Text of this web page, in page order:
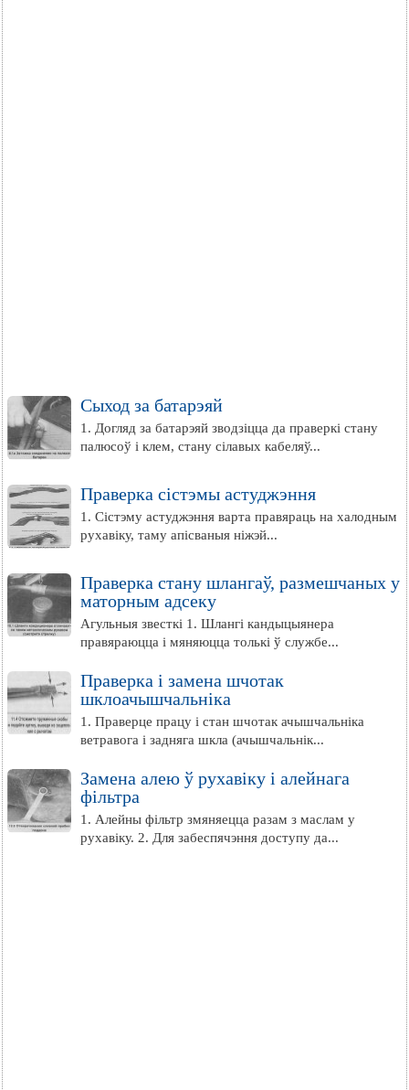
Сыход за батарэяй
1. Догляд за батарэяй зводзіцца да праверкі стану
палюсоў і клем, стану сілавых кабеляў...
Праверка сістэмы астуджэння
1. Сістэму астуджэння варта правяраць на халодным
рухавіку, таму апісваныя ніжэй...
Праверка стану шлангаў, размешчаных у
маторным адсеку
Агульныя звесткі 1. Шлангі кандыцыянера
правяраюцца і мяняюцца толькі ў службе...
Праверка і замена шчотак
шклоачышчальніка
1. Праверце працу і стан шчотак ачышчальніка
ветравога і задняга шкла (ачышчальнік...
Замена алею ў рухавіку і алейнага
фільтра
1. Алейны фільтр змяняецца разам з маслам у
рухавіку. 2. Для забеспячэння доступу да...